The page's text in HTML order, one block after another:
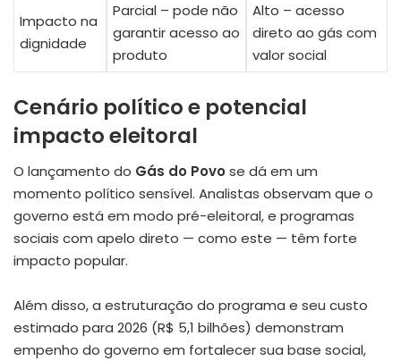
Impacto na
dignidade
Parcial – pode não
garantir acesso ao
produto
Alto – acesso
direto ao gás com
valor social
Cenário político e potencial
impacto eleitoral
O lançamento do Gás do Povo se dá em um
momento político sensível. Analistas observam que o
governo está em modo pré-eleitoral, e programas
sociais com apelo direto — como este — têm forte
impacto popular.
Além disso, a estruturação do programa e seu custo
estimado para 2026 (R$ 5,1 bilhões) demonstram
empenho do governo em fortalecer sua base social,